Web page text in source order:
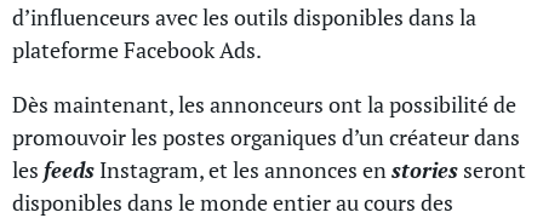
d’influenceurs avec les outils disponibles dans la
plateforme Facebook Ads.
Dès maintenant, les annonceurs ont la possibilité de
promouvoir les postes organiques d’un créateur dans
les feeds Instagram, et les annonces en stories seront
disponibles dans le monde entier au cours des